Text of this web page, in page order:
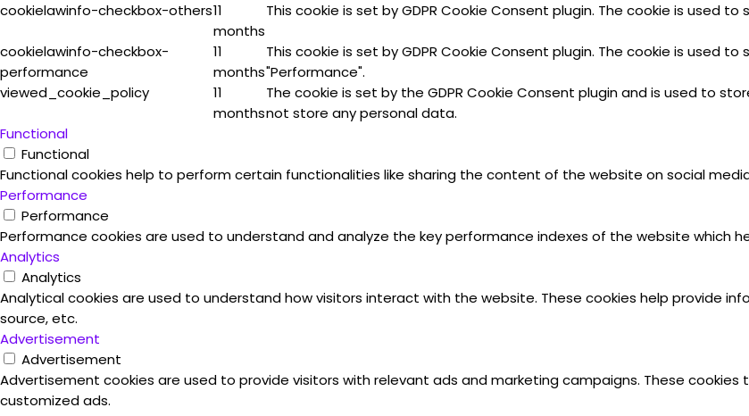
cookielawinfo-checkbox-others11
months
This cookie is set by GDPR Cookie Consent plugin. The cookie is used
cookielawinfo-checkbox-
performance
11
months
This cookie is set by GDPR Cookie Consent plugin. The cookie is used
"Performance".
viewed_cookie_policy
11
months
The cookie is set by the GDPR Cookie Consent plugin and is used to
not store any personal data.
Functional
Functional
Functional cookies help to perform certain functionalities like sharing the content of the website on social
Performance
Performance
Performance cookies are used to understand and analyze the key performance indexes of the website which
Analytics
Analytics
Analytical cookies are used to understand how visitors interact with the website. These cookies help provide
source, etc.
Advertisement
Advertisement
Advertisement cookies are used to provide visitors with relevant ads and marketing campaigns. These
customized ads.